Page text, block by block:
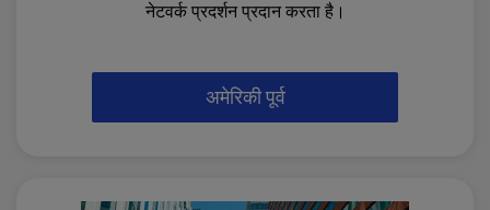
नेटवर्क प्रदर्शन प्रदान करता है।
अमेरिकी पूर्व